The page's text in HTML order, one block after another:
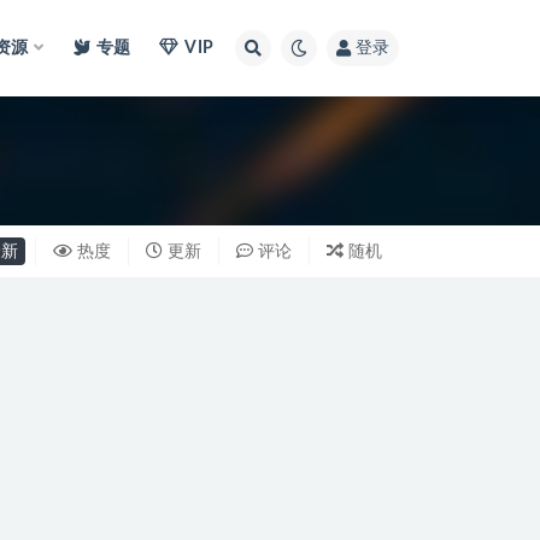
源 专题 VIP 登录
热度 更新 评论 随机